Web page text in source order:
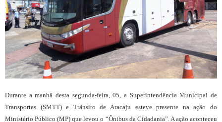
Durante a manhã desta segunda-feira, 05, a Superintendência Municipal de
Transportes (SMTT) e Trânsito de Aracaju esteve presente na ação do
Ministério Público (MP) que levou o “Ônibus da Cidadania”. A ação aconteceu